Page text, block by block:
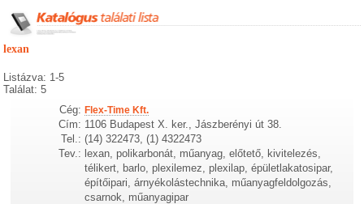
lexan
Listázva: 1-5
Találat: 5
Cég: Flex-Time Kft.
Cím: 1106 Budapest X. ker., Jászberényi út 38.
Tel.: (14) 322473, (1) 4322473
Tev.: lexan, polikarbonát, műanyag, előtető, kivitelezés,
télikert, barlo, plexilemez, plexilap, épületlakatosipar,
építőipari, árnyékolástechnika, műanyagfeldolgozás,
csarnok, műanyagipar